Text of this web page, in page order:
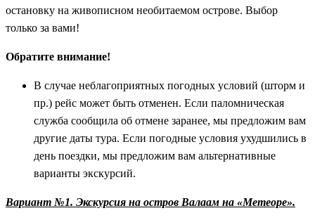
остановку на живописном необитаемом острове. Выбор
только за вами!
Обратите внимание!
В случае неблагоприятных погодных условий (шторм и
пр.) рейс может быть отменен. Если паломническая
служба сообщила об отмене заранее, мы предложим вам
другие даты тура. Если погодные условия ухудшились в
день поездки, мы предложим вам альтернативные
варианты экскурсий.
Вариант №1. Экскурсия на остров Валаам на «Метеоре».